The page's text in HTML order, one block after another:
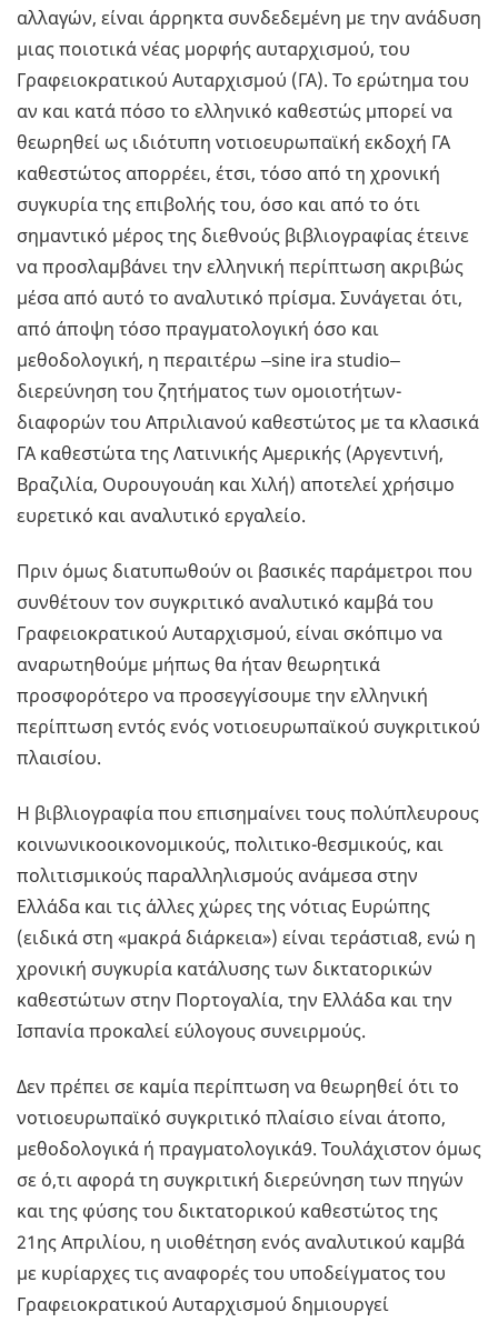
αλλαγών, είναι άρρηκτα συνδεδεμένη με την ανάδυση
μιας ποιοτικά νέας μορφής αυταρχισμού, του
Γραφειοκρατικού Αυταρχισμού (ΓΑ). Το ερώτημα του
αν και κατά πόσο το ελληνικό καθεστώς μπορεί να
θεωρηθεί ως ιδιότυπη νοτιοευρωπαϊκή εκδοχή ΓΑ
καθεστώτος απορρέει, έτσι, τόσο από τη χρονική
συγκυρία της επιβολής του, όσο και από το ότι
σημαντικό μέρος της διεθνούς βιβλιογραφίας έτεινε
να προσλαμβάνει την ελληνική περίπτωση ακριβώς
μέσα από αυτό το αναλυτικό πρίσμα. Συνάγεται ότι,
από άποψη τόσο πραγματολογική όσο και
μεθοδολογική, η περαιτέρω ‒sine ira studio‒
διερεύνηση του ζητήματος των ομοιοτήτων-
διαφορών του Απριλιανού καθεστώτος με τα κλασικά
ΓΑ καθεστώτα της Λατινικής Αμερικής (Αργεντινή,
Βραζιλία, Ουρουγουάη και Χιλή) αποτελεί χρήσιμο
ευρετικό και αναλυτικό εργαλείο.
Πριν όμως διατυπωθούν οι βασικές παράμετροι που
συνθέτουν τον συγκριτικό αναλυτικό καμβά του
Γραφειοκρατικού Αυταρχισμού, είναι σκόπιμο να
αναρωτηθούμε μήπως θα ήταν θεωρητικά
προσφορότερο να προσεγγίσουμε την ελληνική
περίπτωση εντός ενός νοτιοευρωπαϊκού συγκριτικού
πλαισίου.
Η βιβλιογραφία που επισημαίνει τους πολύπλευρους
κοινωνικοοικονομικούς, πολιτικο-θεσμικούς, και
πολιτισμικούς παραλληλισμούς ανάμεσα στην
Ελλάδα και τις άλλες χώρες της νότιας Ευρώπης
(ειδικά στη «μακρά διάρκεια») είναι τεράστια8, ενώ η
χρονική συγκυρία κατάλυσης των δικτατορικών
καθεστώτων στην Πορτογαλία, την Ελλάδα και την
Ισπανία προκαλεί εύλογους συνειρμούς.
Δεν πρέπει σε καμία περίπτωση να θεωρηθεί ότι το
νοτιοευρωπαϊκό συγκριτικό πλαίσιο είναι άτοπο,
μεθοδολογικά ή πραγματολογικά9. Τουλάχιστον όμως
σε ό,τι αφορά τη συγκριτική διερεύνηση των πηγών
και της φύσης του δικτατορικού καθεστώτος της
21ης Απριλίου, η υιοθέτηση ενός αναλυτικού καμβά
με κυρίαρχες τις αναφορές του υποδείγματος του
Γραφειοκρατικού Αυταρχισμού δημιουργεί